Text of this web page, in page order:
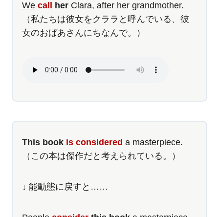
We call her Clara, after her grandmother.
（私たちは彼女をクララと呼んでいる、彼
女のおばあさんにちなんで。）
This book is considered a masterpiece.
（この本は傑作だと考えられている。）
↓ 能動態に戻すと……